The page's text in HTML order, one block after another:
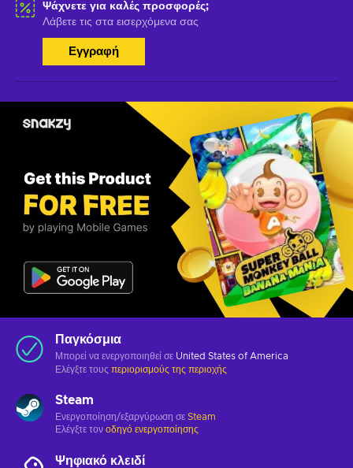
Ψάχνετε για καλές προσφορές;
Λάβετε τις στα εισερχόμενα σας
Εγγραφή
Παγκόσμια
Μπορεί να ενεργοποιηθεί σε United States of America
Ελέγξτε τους περιορισμούς της περιοχής
Steam
Ενεργοποίηση/εξαργύρωση σε Steam
Ελέγξτε τον οδηγό ενεργοποίησης
Ψηφιακό κλειδί